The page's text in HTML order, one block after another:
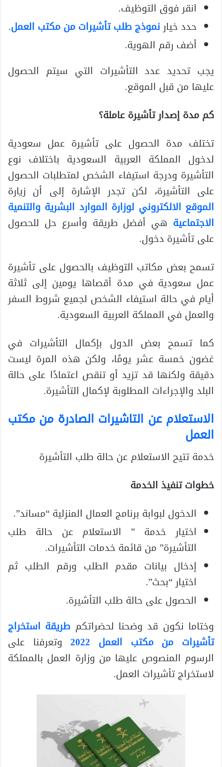
انقر فوق التوظيف.
حدد خيار نموذج طلب تأشيرات من مكتب العمل.
أضف رقم الهوية.
يجب تحديد عدد التأشيرات التي سيتم الحصول
عليها من قبل الموقع.
كم مدة إصدار تأشيرة عاملة؟
تختلف مدة الحصول على تأشيرة عمل سعودية
لدخول المملكة العربية السعودية باختلاف نوع
التأشيرة ودرجة استيفاء الشخص لمتطلبات الحصول
على التأشيرة، لكن تجدر الإشارة إلى أن زيارة
الموقع الالكتروني لوزارة الموارد البشرية والتنمية
الاجتماعية هي أفضل طريقة وأسرع حل للحصول
على تأشيرة دخول.
تسمح بعض مكاتب التوظيف بالحصول على تأشيرة
عمل سعودية في مدة أقصاها يومين إلى ثلاثة
أيام في حالة استيفاء الشخص لجميع شروط السفر
والعمل في المملكة العربية السعودية.
كما تسمح بعض الدول بإكمال التأشيرات في
غضون خمسة عشر يومًا، ولكن هذه المرة ليست
دقيقة ولكنها قد تزيد أو تنقص اعتمادًا على حالة
البلد والإجراءات المطلوبة لإكمال التأشيرة.
الاستعلام عن التاشيرات الصادرة من مكتب
العمل
خدمة تتيح الاستعلام عن حالة طلب التأشيرة
خطوات تنفيذ الخدمة
الدخول لبوابة برنامج العمال المنزلية “مساند”.
اختيار خدمة ” الاستعلام عن حالة طلب
التأشيرة” من قائمة خدمات التأشيرات.
إدخال بيانات مقدم الطلب ورقم الطلب ثم
اختيار “بحث”.
الحصول على حالة طلب التأشيرة.
وختاما نكون قد وضحنا لحضراتكم طريقة استخراج
تأشيرات من مكتب العمل 2022
وتعرفنا على
الرسوم المنصوص عليها من وزارة العمل بالمملكة
لاستخراج تأشيرات العمل.